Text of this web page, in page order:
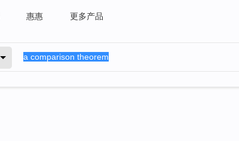
惠惠 更多产品